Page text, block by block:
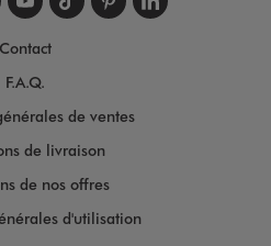
sur
nous sur
nous sur
Suivez-nous
Suivez-nous
Suivez-
Contact
F.A.Q.
de ventes
de livraison
de nos offres
d'utilisation